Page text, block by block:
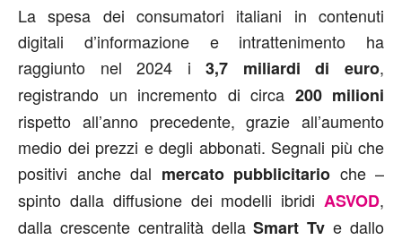
La spesa dei consumatori italiani in contenuti
digitali d’informazione e intrattenimento ha
raggiunto nel 2024 i3,7 miliardi di euro,
registrando un incremento di circa 200 milioni
rispetto all’anno precedente, grazie all’aumento
medio dei prezzi e degli abbonati. Segnali più che
positivi anche dal mercato pubblicitario che –
spinto dalla diffusione dei modelli ibridi ASVOD,
dalla crescente centralità dellaSmart Tv e dallo